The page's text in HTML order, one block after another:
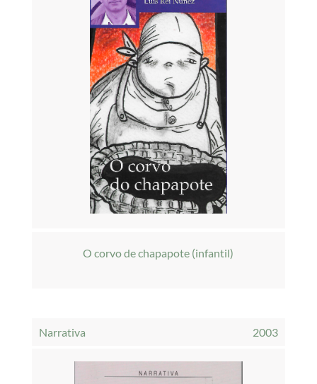
O corvo de chapapote (infantil)
Narrativa 2003